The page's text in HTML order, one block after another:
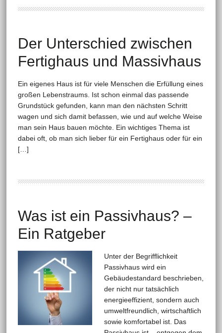
Der Unterschied zwischen
Fertighaus und Massivhaus
Ein eigenes Haus ist für viele Menschen die Erfüllung eines
großen Lebenstraums. Ist schon einmal das passende
Grundstück gefunden, kann man den nächsten Schritt
wagen und sich damit befassen, wie und auf welche Weise
man sein Haus bauen möchte. Ein wichtiges Thema ist
dabei oft, ob man sich lieber für ein Fertighaus oder für ein
[…]
Was ist ein Passivhaus? –
Ein Ratgeber
Unter der Begrifflichkeit
Passivhaus wird ein
Gebäudestandard beschrieben,
der nicht nur tatsächlich
energieeffizient, sondern auch
umweltfreundlich, wirtschaftlich
sowie komfortabel ist. Das